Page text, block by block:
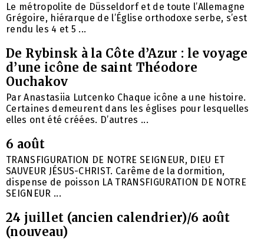
Le métropolite de Düsseldorf et de toute l’Allemagne
Grégoire, hiérarque de l’Église orthodoxe serbe, s’est
rendu les 4 et 5 ...
De Rybinsk à la Côte d’Azur : le voyage
d’une icône de saint Théodore
Ouchakov
Par Anastasiia Lutcenko Chaque icône a une histoire.
Certaines demeurent dans les églises pour lesquelles
elles ont été créées. D’autres ...
6 août
TRANSFIGURATION DE NOTRE SEIGNEUR, DIEU ET
SAUVEUR JÉSUS-CHRIST. Carême de la dormition,
dispense de poisson LA TRANSFIGURATION DE NOTRE
SEIGNEUR ...
24 juillet (ancien calendrier)/6 août
(nouveau)